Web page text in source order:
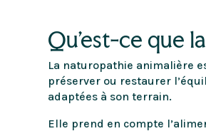
Qu’est-ce que
La naturopathie animalière
préserver ou restaurer
adaptées à son terrain.
Elle prend en compte